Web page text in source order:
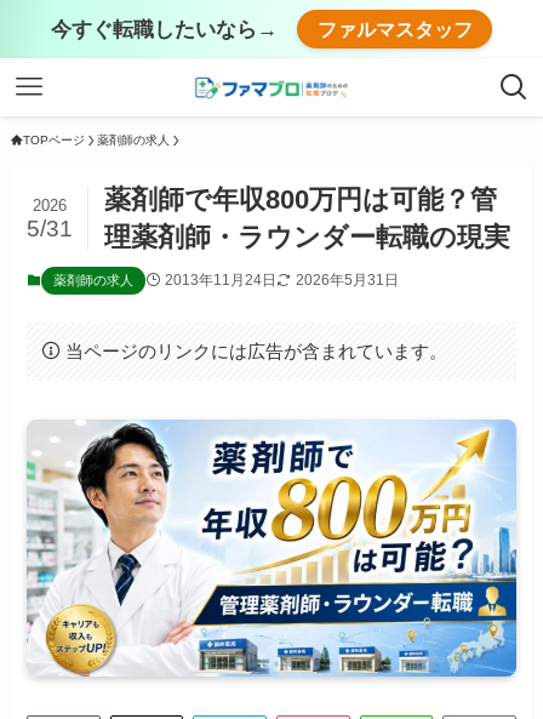
今すぐ転職したいなら→ ファルマスタッフ
TOPページ 薬剤師の求人
薬剤師で年収800万円は可能？管
理薬剤師・ラウンダー転職の現実
2026
5/31
薬剤師の求人 2013年11月24日 2026年5月31日
当ページのリンクには広告が含まれています。